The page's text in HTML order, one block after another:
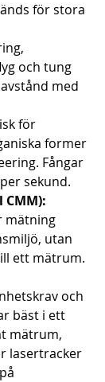
för stora
och tung
med
för
former
Fångar
sekund.
mätning
utan
ett mätrum.
och
bäst i ett
mätrum,
lasertracker